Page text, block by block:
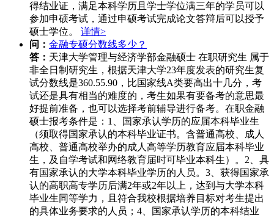
得结业证，满足本科学历且学士学位满三年的学员可以
参加申硕考试，通过申硕考试完成论文答辩后可以授予
硕士学位。 详情>
问： 金融专硕分数线多少？
答： 天津大学管理与经济学部金融硕士 在职研究生 属于
非全日制研究生，根据天津大学23年度发表的研究生复
试分数线是360.55.90，比国家线A类要高出十几分，考
试还是具有相当的难度的，考生如果有要备考的意思最
好提前准备，也可以选择考前辅导进行备考。在职金融
硕士报考条件是：1、国家承认学历的应届本科毕业生
（须取得国家承认的本科毕业证书。含普通高校、成人
高校、普通高校举办的成人高等学历教育应届本科毕业
生，及自学考试和网络教育届时可毕业本科生）。2、具
有国家承认的大学本科毕业学历的人员。3、获得国家承
认的高职高专学历后满2年或2年以上，达到与大学本科
毕业生同等学力，且符合我校根据培养目标对考生提出
的具体业务要求的人员；4、国家承认学历的本科结业